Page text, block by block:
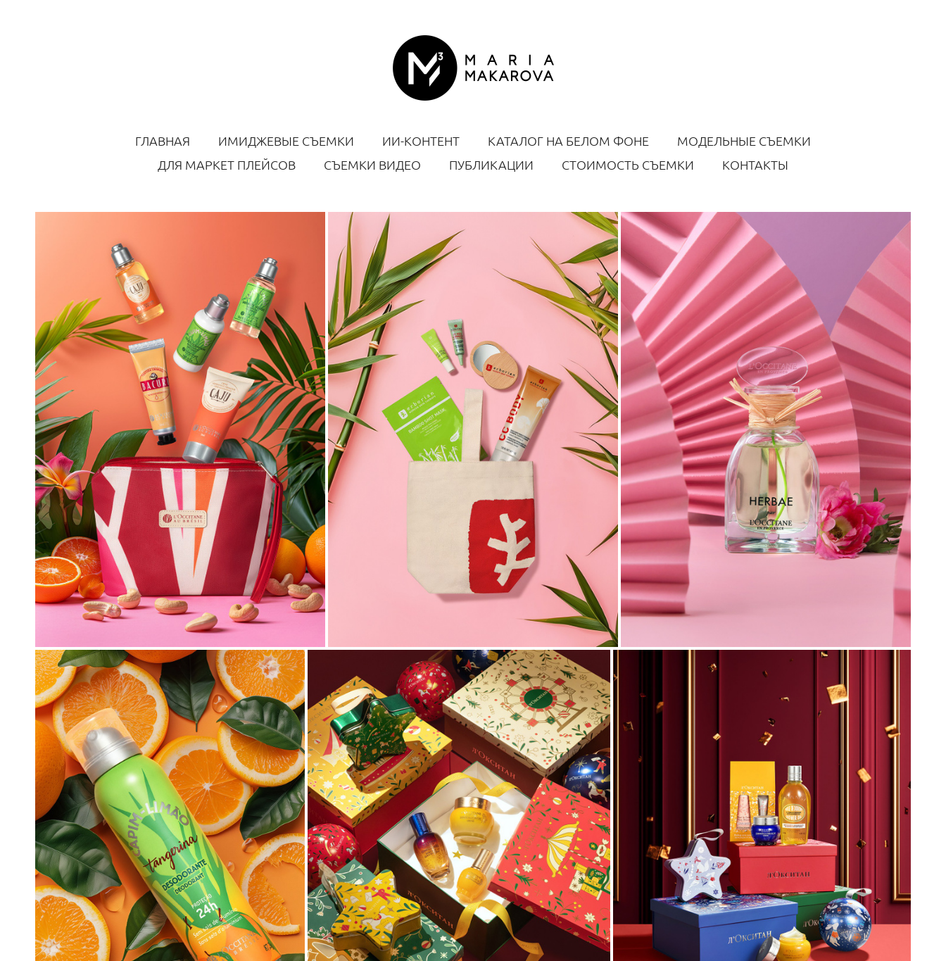
ГЛАВНАЯ ИМИДЖЕВЫЕ СЪЕМКИ ИИ-КОНТЕНТ КАТАЛОГ НА БЕЛОМ ФОНЕ
МОДЕЛЬНЫЕ СЪЕМКИ
ДЛЯ МАРКЕТ ПЛЕЙСОВ
СЪЕМКИ ВИДЕО ПУБЛИКАЦИИ СТОИМОСТЬ СЪЕМКИ КОНТАКТЫ